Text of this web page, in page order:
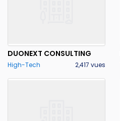
DUONEXT CONSULTING
High-Tech 2,417 vues